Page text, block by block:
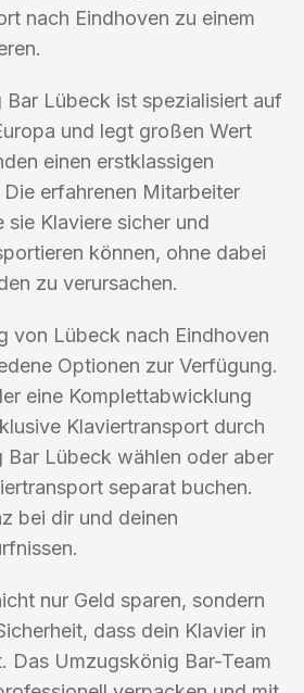
nach Eindhoven zu einem
Bar Lübeck ist spezialisiert auf
und legt großen Wert
einen erstklassigen
erfahrenen Mitarbeiter
sie Klaviere sicher und
können, ohne dabei
zu verursachen.
von Lübeck nach Eindhoven
Optionen zur Verfügung.
eine Komplettabwicklung
Klaviertransport durch
Bar Lübeck wählen oder aber
separat buchen.
bei dir und deinen
nur Geld sparen, sondern
dass dein Klavier in
Das Umzugskönig Bar-Team